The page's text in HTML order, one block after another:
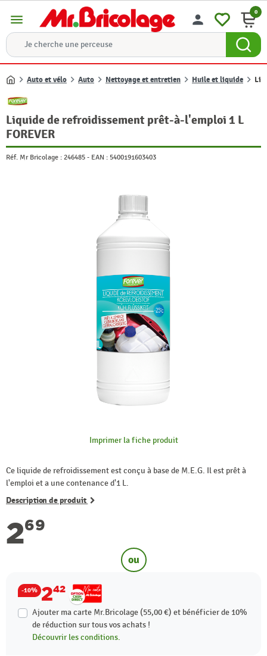
menu person 0
Accueil
Auto et vélo Auto Nettoyage et entretien Huile et liquide
Liquide de refroidissement prêt-à-l'emploi 1 L
FOREVER
Réf. Mr Bricolage : 246485 - EAN : 5400191603403
Imprimer la fiche produit
Ce liquide de refroidissement est conçu à base de M.E.G. Il est prêt à
l'emploi et a une contenance d'1 L.
Description de produit
269
ou
-10% 242
Ajouter ma carte Mr.Bricolage (55,00 €) et bénéficier de 10%
de réduction sur tous vos achats !
Découvrir les conditions.